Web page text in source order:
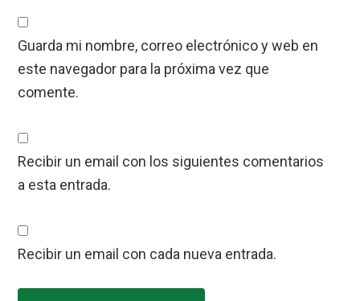
Guarda mi nombre, correo electrónico y web en
este navegador para la próxima vez que
comente.
Recibir un email con los siguientes comentarios
a esta entrada.
Recibir un email con cada nueva entrada.